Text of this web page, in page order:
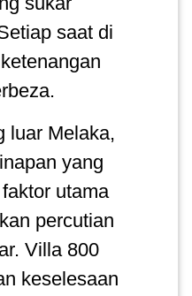
saat di
luar Melaka,
yang
utama
percutian
Villa 800
keselesaan